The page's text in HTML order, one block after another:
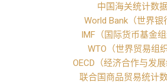
中国海关统计数
World Bank（世界银
IMF（国际货币基金组
WTO（世界贸易组织
OECD（经济合作与发展
联合国商品贸易统计